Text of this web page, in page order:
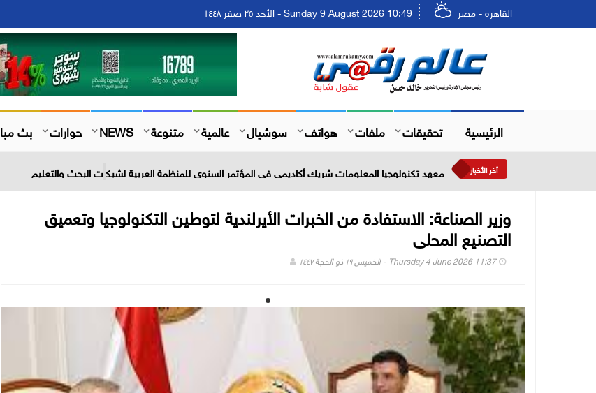
القاهره - مصر Sunday 9 August 2026 10:49 - الأحد ٢٥ صفر ١٤٤٨
الرئيسية تحقيقات ملفات هواتف سوشيال عالمية متنوعة NEWS حوارات بث
أخر الأخبار معهد تكنولوجيا المعلومات شريك أكاديمي في المؤتمر السنوي للمنظمة العربية لشبكات البحث والتعليم
وزير الصناعة: الاستفادة من الخبرات الأيرلندية لتوطين التكنولوجيا وتعميق
التصنيع المحلى
Thursday 4 June 2026 11:37 - الخميس ١٩ ذو الحجة ١٤٤٧